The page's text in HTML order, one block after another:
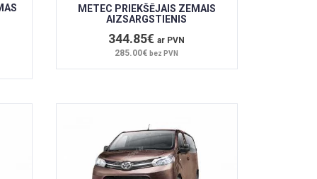
METEC PRIEKŠĒJAIS ZEMAIS
AIZSARGSTIENIS
344.85€ar PVN
285.00€bez PVN